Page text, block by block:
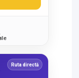
Ruta directă